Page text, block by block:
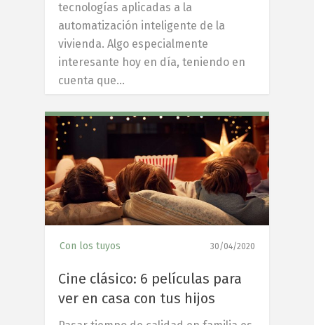
tecnologías aplicadas a la
automatización inteligente de la
vivienda. Algo especialmente
interesante hoy en día, teniendo en
cuenta que…
Con los tuyos 30/04/2020
Cine clásico: 6 películas para
ver en casa con tus hijos